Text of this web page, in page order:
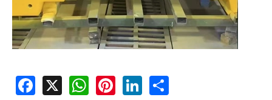
Facebook
X WhatsAppPinterestLinkedInShare